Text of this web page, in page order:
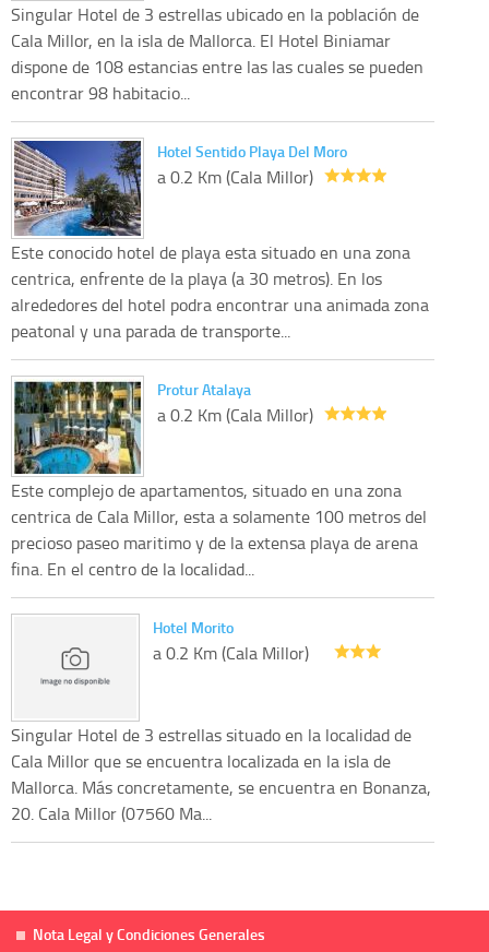
Singular Hotel de 3 estrellas ubicado en la población de
Cala Millor, en la isla de Mallorca. El Hotel Biniamar
dispone de 108 estancias entre las las cuales se pueden
encontrar 98 habitacio...
Hotel Sentido Playa Del Moro
a 0.2 Km (Cala Millor)
Este conocido hotel de playa esta situado en una zona
centrica, enfrente de la playa (a 30 metros). En los
alrededores del hotel podra encontrar una animada zona
peatonal y una parada de transporte...
Protur Atalaya
a 0.2 Km (Cala Millor)
Este complejo de apartamentos, situado en una zona
centrica de Cala Millor, esta a solamente 100 metros del
precioso paseo maritimo y de la extensa playa de arena
fina. En el centro de la localidad...
Hotel Morito
a 0.2 Km (Cala Millor)
Singular Hotel de 3 estrellas situado en la localidad de
Cala Millor que se encuentra localizada en la isla de
Mallorca. Más concretamente, se encuentra en Bonanza,
20. Cala Millor (07560 Ma...
Nota Legal y Condiciones Generales